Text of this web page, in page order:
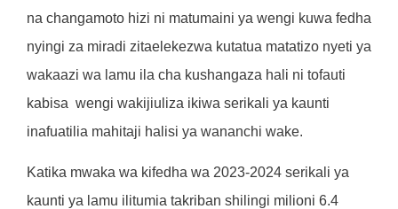
na changamoto hizi ni matumaini ya wengi kuwa fedha
nyingi za miradi zitaelekezwa kutatua matatizo nyeti ya
wakaazi wa lamu ila cha kushangaza hali ni tofauti
kabisa wengi wakijiuliza ikiwa serikali ya kaunti
inafuatilia mahitaji halisi ya wananchi wake.
Katika mwaka wa kifedha wa 2023-2024 serikali ya
kaunti ya lamu ilitumia takriban shilingi milioni 6.4